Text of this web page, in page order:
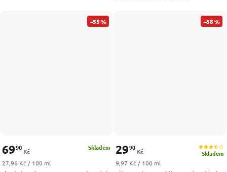
–55 %
Skladem
6990
Kč
Měrná cena:
27,96 Kč / 100 ml
–58 %
Skladem
2990
Kč
Měrná cena:
9,97 Kč / 100 ml